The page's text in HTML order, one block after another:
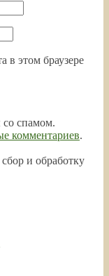
в этом браузере
со спамом.
комментариев.
и обработку